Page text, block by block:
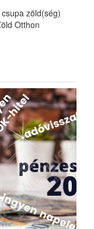
csupa zöld(ség)
Otthon